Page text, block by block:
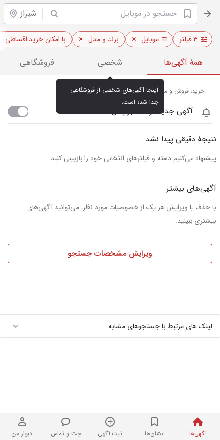
شیراز
آگهی‌ها نشان‌ها ثبت آگهی چت و تماس دیوار من
۳ فیلتر موبایل برند و مدل با امکان خرید اقساطی
همهٔ آگهی‌ها شخصی فروشگاهی
جدا شده است.
خرید، فروش و مشاهده قیمت روز موبایل در شیراز
آگهی جدید اومد خبرم کن
نتیجهٔ دقیقی پیدا نشد
پیشنهاد می‌کنیم دسته و فیلترهای انتخابی خود را بازبینی کنید.
آگهی‌های بیشتر
با حذف یا ویرایش هر یک از خصوصیات مورد نظر، می‌توانید آگهی‌های
بیشتری ببینید.
ویرایش مشخصات جستجو
لینک های مرتبط با جستجوهای مشابه